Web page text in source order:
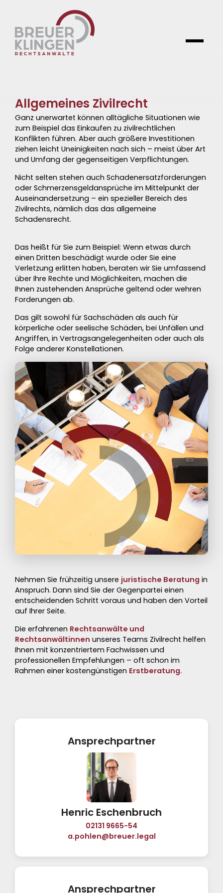
Allgemeines Zivilrecht
Ganz unerwartet können alltägliche Situationen wie
zum Beispiel das Einkaufen zu zivilrechtlichen
Konflikten führen. Aber auch größere Investitionen
ziehen leicht Uneinigkeiten nach sich – meist über Art
und Umfang der gegenseitigen Verpflichtungen.
Nicht selten stehen auch Schadenersatzforderungen
oder Schmerzensgeldansprüche im Mittelpunkt der
Auseinandersetzung – ein spezieller Bereich des
Zivilrechts, nämlich das das allgemeine
Schadensrecht.
Das heißt für Sie zum Beispiel: Wenn etwas durch
einen Dritten beschädigt wurde oder Sie eine
Verletzung erlitten haben, beraten wir Sie umfassend
über Ihre Rechte und Möglichkeiten, machen die
Ihnen zustehenden Ansprüche geltend oder wehren
Forderungen ab.
Das gilt sowohl für Sachschäden als auch für
körperliche oder seelische Schäden, bei Unfällen und
Angriffen, in Vertragsangelegenheiten oder auch als
Folge anderer Konstellationen.
Nehmen Sie frühzeitig unsere juristische Beratung in
Anspruch. Dann sind Sie der Gegenpartei einen
entscheidenden Schritt voraus und haben den Vorteil
auf Ihrer Seite.
Die erfahrenen Rechtsanwälte und
Rechtsanwältinnen unseres Teams Zivilrecht helfen
Ihnen mit konzentriertem Fachwissen und
professionellen Empfehlungen – oft schon im
Rahmen einer kostengünstigen Erstberatung.
Ansprechpartner
Henric Eschenbruch
02131 9665-54
a.pohlen@breuer.legal
Ansprechpartner